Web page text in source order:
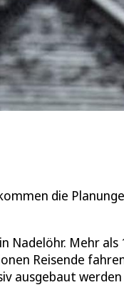
die
Nadelöhr. Mehr
Reisende
ausgebaut